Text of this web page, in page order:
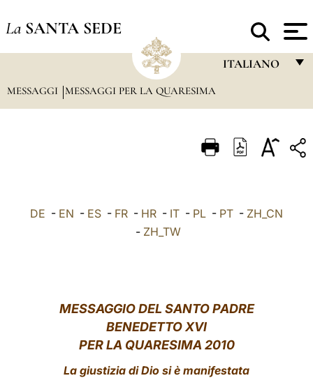
La SANTA SEDE
ITALIANO
ITALIANO
中文
MESSAGGI MESSAGGI PER LA QUARESIMA
DE - EN - ES - FR - HR - IT - PL - PT - ZH_CN
- ZH_TW
MESSAGGIO DEL SANTO PADRE
BENEDETTO XVI
PER LA QUARESIMA 2010
La giustizia di Dio si è manifestata